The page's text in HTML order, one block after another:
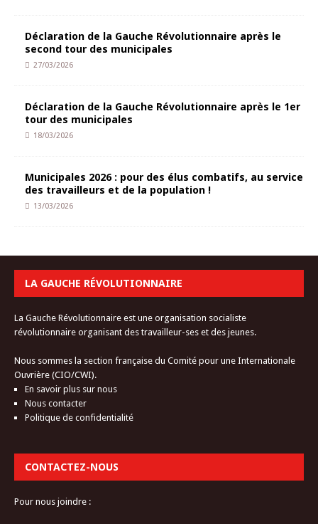
Déclaration de la Gauche Révolutionnaire après le
second tour des municipales
27/03/2026
Déclaration de la Gauche Révolutionnaire après le 1er
tour des municipales
18/03/2026
Municipales 2026 : pour des élus combatifs, au service
des travailleurs et de la population !
13/03/2026
LA GAUCHE RÉVOLUTIONNAIRE
La Gauche Révolutionnaire est une organisation socialiste
révolutionnaire organisant des travailleur-ses et des jeunes.
Nous sommes la section française du Comité pour une Internationale
Ouvrière (CIO/CWI).
En savoir plus sur nous
Nous contacter
Politique de confidentialité
CONTACTEZ-NOUS
Pour nous joindre :